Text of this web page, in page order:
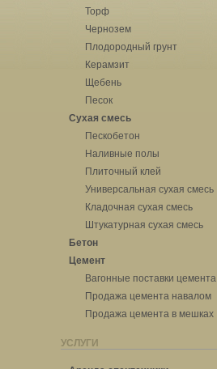
Торф
Чернозем
Плодородный грунт
Керамзит
Щебень
Песок
Сухая смесь
Пескобетон
Наливные полы
Плиточный клей
Универсальная сухая смесь
Кладочная сухая смесь
Штукатурная сухая смесь
Бетон
Цемент
Вагонные поставки цемента
Продажа цемента навалом
Продажа цемента в мешках
УСЛУГИ